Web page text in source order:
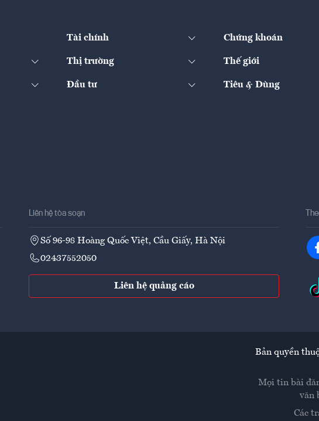
Tài chính Chứng khoán
Thị trường Thế giới
Đầu tư Tiêu & Dùng
Liên hệ tòa soạn
Số 96-98 Hoàng Quốc Việt, Cầu Giấy, Hà Nội
02437552050
Liên hệ quảng cáo
Bản quyền
Mọi tin bài
văn
Các